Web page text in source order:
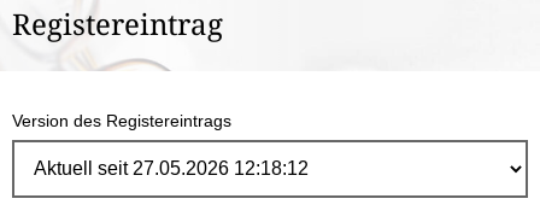
hier:
Registereintrag
Version des Registereintrags